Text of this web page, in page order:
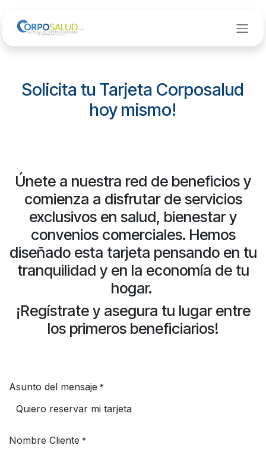
Solicita tu Tarjeta Corposalud
hoy mismo!​
Únete a nuestra red de beneficios y
comienza a disfrutar de servicios
exclusivos en salud, bienestar y
convenios comerciales. Hemos
diseñado esta tarjeta pensando en tu
tranquilidad y en la economía de tu
hogar.
¡Regístrate y asegura tu lugar entre
los primeros beneficiarios!
Asunto del mensaje *
Nombre Cliente *